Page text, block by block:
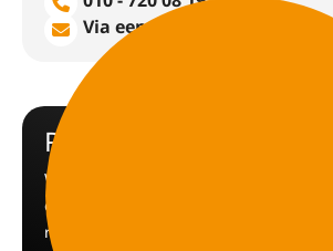
Via een E-mail
Reageren op de
Wil jij reageren op deze vacature,
onderstaande knop en vul het reactie
reageren dan zo snel mogelijk.